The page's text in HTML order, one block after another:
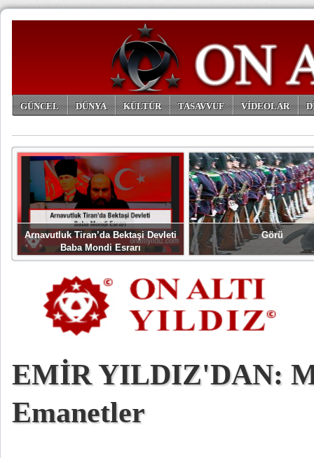
GÜNCEL DÜNYA KÜLTÜR TASAVVUF VİDEOLAR
Arnavutluk Tiran’da Bektaşi Devleti
Baba Mondi Esrarı
Görü
EMİR YILDIZ'DAN:
Emanetler